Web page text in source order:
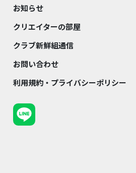
お知らせ
クリエイターの部屋
クラブ新鮮組通信
お問い合わせ
利用規約・プライバシーポリシー